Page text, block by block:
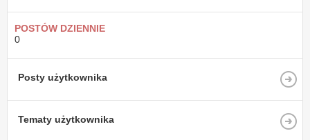
POSTÓW DZIENNIE
0
Posty użytkownika
Tematy użytkownika